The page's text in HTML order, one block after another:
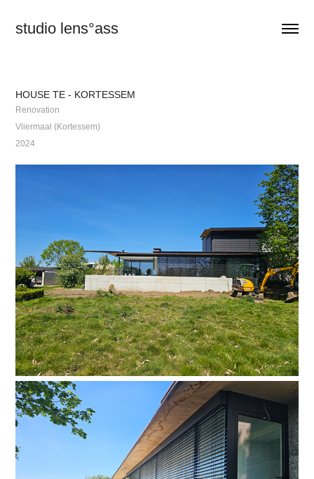
studio lens°ass
HOUSE TE - KORTESSEM
Renovation
Vliermaal (Kortessem)
2024